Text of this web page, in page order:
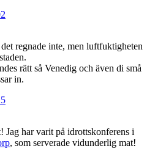
regnade inte, men luftfuktigheten
rätt så Venedig och även di små
in.
Jag har varit på idrottskonferens i
, som serverade vidunderlig mat!